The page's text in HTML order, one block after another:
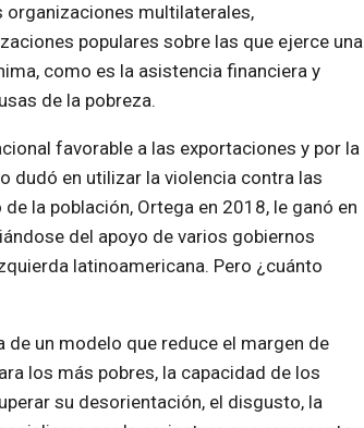
organizaciones multilaterales,
populares sobre las que ejerce una
como es la asistencia financiera y
de la pobreza.
favorable a las exportaciones y por la
dudó en utilizar la violencia contra las
la población, Ortega en 2018, le ganó en
del apoyo de varios gobiernos
latinoamericana. Pero ¿cuánto
un modelo que reduce el margen de
los más pobres, la capacidad de los
su desorientación, el disgusto, la